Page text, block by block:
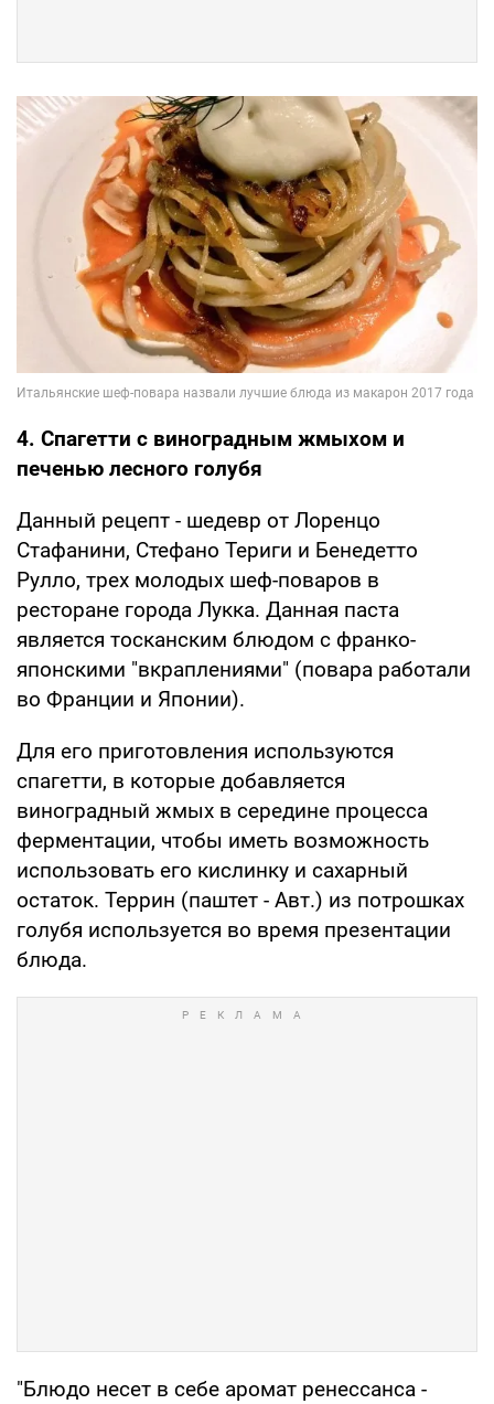
4. Спагетти с виноградным жмыхом и
печенью лесного голубя
Данный рецепт - шедевр от Лоренцо
Стафанини, Стефано Териги и Бенедетто
Рулло, трех молодых шеф-поваров в
ресторане города Лукка. Данная паста
является тосканским блюдом с франко-
японскими "вкраплениями" (повара работали
во Франции и Японии).
Для его приготовления используются
спагетти, в которые добавляется
виноградный жмых в середине процесса
ферментации, чтобы иметь возможность
использовать его кислинку и сахарный
остаток. Террин (паштет - Авт.) из потрошках
голубя используется во время презентации
блюда.
"Блюдо несет в себе аромат ренессанса -